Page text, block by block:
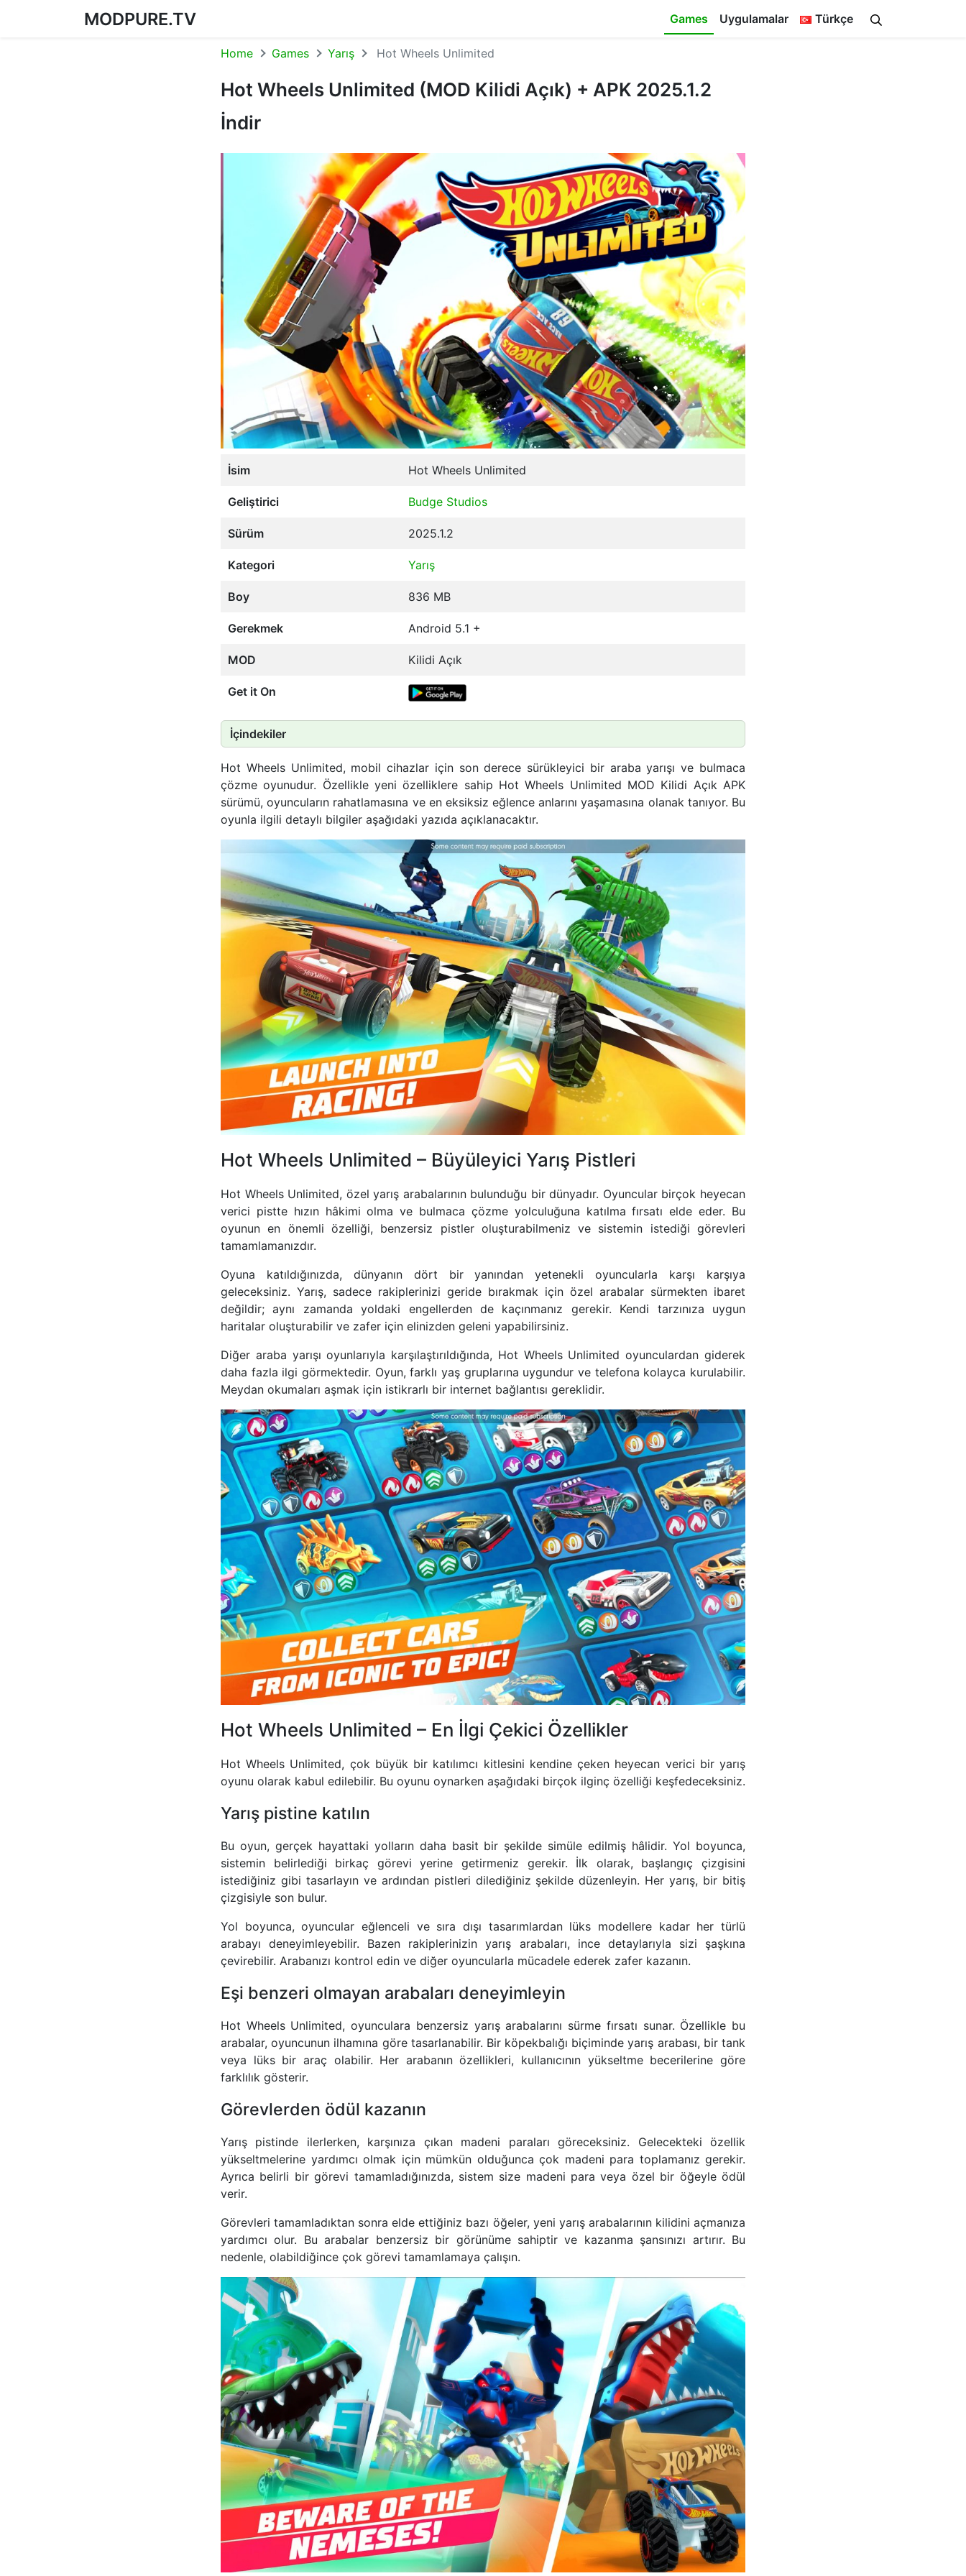
MODPURE.TV Games Uygulamalar Türkçe
Home Games Yarış Hot Wheels Unlimited
Hot Wheels Unlimited (MOD Kilidi Açık) + APK 2025.1.2
İndir
İsim Hot Wheels Unlimited
Geliştirici Budge Studios
Sürüm 2025.1.2
Kategori Yarış
Boy 836 MB
Gerekmek Android 5.1 +
MOD Kilidi Açık
Get it On
İçindekiler
Hot Wheels Unlimited, mobil cihazlar için son derece sürükleyici bir araba yarışı ve bulmaca
çözme oyunudur. Özellikle yeni özelliklere sahip Hot Wheels Unlimited MOD Kilidi Açık APK
sürümü, oyuncuların rahatlamasına ve en eksiksiz eğlence anlarını yaşamasına olanak tanıyor. Bu
oyunla ilgili detaylı bilgiler aşağıdaki yazıda açıklanacaktır.
Hot Wheels Unlimited – Büyüleyici Yarış Pistleri
Hot Wheels Unlimited, özel yarış arabalarının bulunduğu bir dünyadır. Oyuncular birçok heyecan
verici pistte hızın hâkimi olma ve bulmaca çözme yolculuğuna katılma fırsatı elde eder. Bu
oyunun en önemli özelliği, benzersiz pistler oluşturabilmeniz ve sistemin istediği görevleri
tamamlamanızdır.
Oyuna katıldığınızda, dünyanın dört bir yanından yetenekli oyuncularla karşı karşıya
geleceksiniz. Yarış, sadece rakiplerinizi geride bırakmak için özel arabalar sürmekten ibaret
değildir; aynı zamanda yoldaki engellerden de kaçınmanız gerekir. Kendi tarzınıza uygun
haritalar oluşturabilir ve zafer için elinizden geleni yapabilirsiniz.
Diğer araba yarışı oyunlarıyla karşılaştırıldığında, Hot Wheels Unlimited oyunculardan giderek
daha fazla ilgi görmektedir. Oyun, farklı yaş gruplarına uygundur ve telefona kolayca kurulabilir.
Meydan okumaları aşmak için istikrarlı bir internet bağlantısı gereklidir.
Hot Wheels Unlimited – En İlgi Çekici Özellikler
Hot Wheels Unlimited, çok büyük bir katılımcı kitlesini kendine çeken heyecan verici bir yarış
oyunu olarak kabul edilebilir. Bu oyunu oynarken aşağıdaki birçok ilginç özelliği keşfedeceksiniz.
Yarış pistine katılın
Bu oyun, gerçek hayattaki yolların daha basit bir şekilde simüle edilmiş hâlidir. Yol boyunca,
sistemin belirlediği birkaç görevi yerine getirmeniz gerekir. İlk olarak, başlangıç çizgisini
istediğiniz gibi tasarlayın ve ardından pistleri dilediğiniz şekilde düzenleyin. Her yarış, bir bitiş
çizgisiyle son bulur.
Yol boyunca, oyuncular eğlenceli ve sıra dışı tasarımlardan lüks modellere kadar her türlü
arabayı deneyimleyebilir. Bazen rakiplerinizin yarış arabaları, ince detaylarıyla sizi şaşkına
çevirebilir. Arabanızı kontrol edin ve diğer oyuncularla mücadele ederek zafer kazanın.
Eşi benzeri olmayan arabaları deneyimleyin
Hot Wheels Unlimited, oyunculara benzersiz yarış arabalarını sürme fırsatı sunar. Özellikle bu
arabalar, oyuncunun ilhamına göre tasarlanabilir. Bir köpekbalığı biçiminde yarış arabası, bir tank
veya lüks bir araç olabilir. Her arabanın özellikleri, kullanıcının yükseltme becerilerine göre
farklılık gösterir.
Görevlerden ödül kazanın
Yarış pistinde ilerlerken, karşınıza çıkan madeni paraları göreceksiniz. Gelecekteki özellik
yükseltmelerine yardımcı olmak için mümkün olduğunca çok madeni para toplamanız gerekir.
Ayrıca belirli bir görevi tamamladığınızda, sistem size madeni para veya özel bir öğeyle ödül
verir.
Görevleri tamamladıktan sonra elde ettiğiniz bazı öğeler, yeni yarış arabalarının kilidini açmanıza
yardımcı olur. Bu arabalar benzersiz bir görünüme sahiptir ve kazanma şansınızı artırır. Bu
nedenle, olabildiğince çok görevi tamamlamaya çalışın.